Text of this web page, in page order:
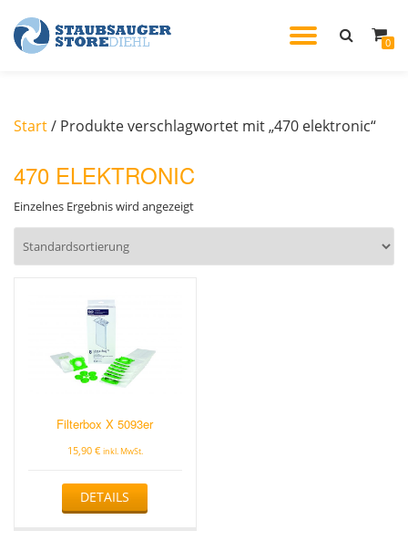
Skip
0
Start/ Produkte verschlagwortet mit „470 elektronic“
470 ELEKTRONIC
Einzelnes Ergebnis wird angezeigt
Filterbox X 5093er
15,90 € inkl. MwSt.
DETAILS